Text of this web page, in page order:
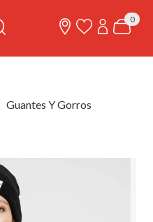
0
Guantes Y Gorros